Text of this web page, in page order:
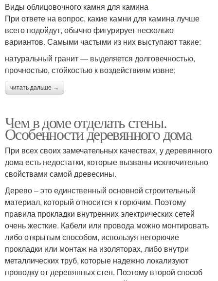
Виды облицовочного камня для камина
При ответе на вопрос, какие камни для камина лучше
всего подойдут, обычно фигурирует несколько
вариантов. Самыми частыми из них выступают такие:
натуральный гранит — выделяется долговечностью,
прочностью, стойкостью к воздействиям извне;
читать дальше →
Чем в доме отделать стены.
Особенности деревянного дома
При всех своих замечательных качествах, у деревянного
дома есть недостатки, которые вызваны исключительно
свойствами самой древесины.
Дерево – это единственный основной строительный
материал, который относится к горючим. Поэтому
правила прокладки внутренних электрических сетей
очень жесткие. Кабели или провода можно монтировать
либо открытым способом, используя негорючие
прокладки или монтаж на изоляторах, либо внутри
металлических труб, которые надежно локализуют
проводку от деревянных стен. Поэтому второй способ